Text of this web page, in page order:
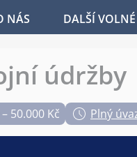
NÁS DALŠÍ
údržby
50.000 Kč Plný